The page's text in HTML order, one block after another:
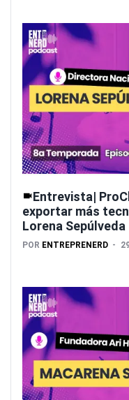
Entrevista|
exportar más
Lorena Sepúlveda
POR ENTREPRENERD